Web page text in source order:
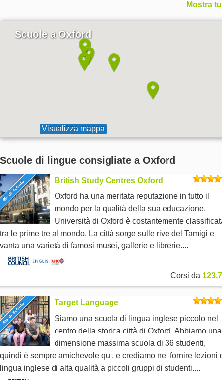
Mostra
Scuole a Oxford
Visualizza mappa
Scuole di lingue consigliate a Oxford
4% di sconto
British Study Centres Oxford
Oxford ha una meritata reputazione in tutto il
mondo per la qualità della sua educazione.
Università di Oxford è costantemente
tra le prime tre al mondo. La città sorge sulle rive del Tamigi e
vanta una varietà di famosi musei, gallerie e librerie....
Corsi da
4% di sconto
Target Language
Siamo una scuola di lingua inglese piccolo nel
centro della storica città di Oxford. Abbiamo una
dimensione massima scuola di 36 studenti,
quindi è sempre amichevole qui, e crediamo nel fornire lezioni
lingua inglese di alta qualità a piccoli gruppi di studenti....